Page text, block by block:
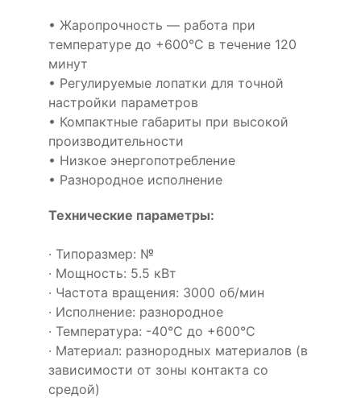
• Жаропрочность — работа при
температуре до +600°С в течение 120
минут
• Регулируемые лопатки для точной
настройки параметров
• Компактные габариты при высокой
производительности
• Низкое энергопотребление
• Разнородное исполнение
Технические параметры:
· Типоразмер: №
· Мощность: 5.5 кВт
· Частота вращения: 3000 об/мин
· Исполнение: разнородное
· Температура: -40°С до +600°С
· Материал: разнородных материалов (в
зависимости от зоны контакта со
средой)